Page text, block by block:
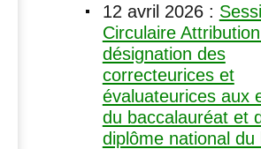
12 avril 2026:
Circulaire
désignation des
correcteurices et
évaluateurices aux
du baccalauréat et
diplôme national du